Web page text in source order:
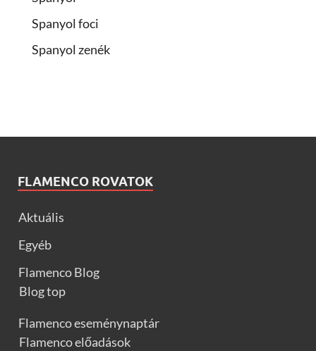
Spanyol foci
Spanyol zenék
FLAMENCO ROVATOK
Aktuális
Egyéb
Flamenco Blog
Blog top
Flamenco eseménynaptár
Flamenco előadások